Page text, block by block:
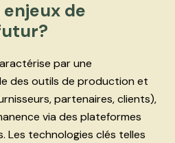
enjeux de
par une
des outils de production et
partenaires, clients),
via des plateformes
Les technologies clés telles